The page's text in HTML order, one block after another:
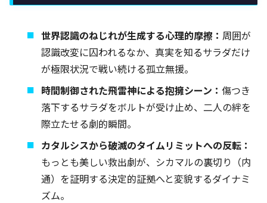
世界認識のねじれが生成する心理的摩擦： 周囲が
認識改変に囚われるなか、真実を知るサラダだけ
が極限状況で戦い続ける孤立無援。
時間制御された飛雷神による抱擁シーン：傷つき
落下するサラダをボルトが受け止め、二人の絆を
際立たせる劇的瞬間。
カタルシスから破滅のタイムリミットへの反転：
もっとも美しい救出劇が、シカマルの裏切り（内
通）を証明する決定的証拠へと変貌するダイナミ
ズム。